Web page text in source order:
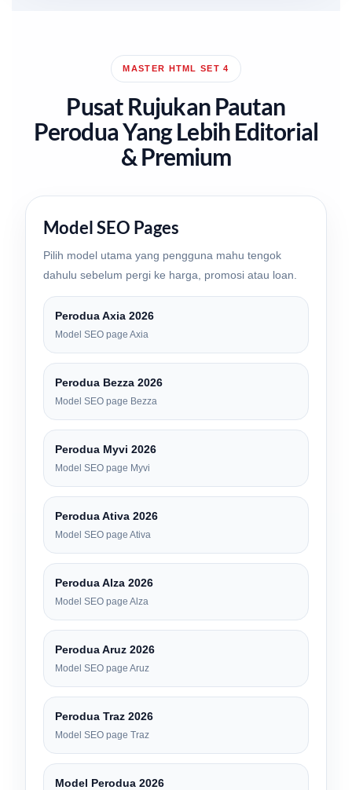
MASTER HTML SET 4
Pusat Rujukan Pautan
Perodua Yang Lebih Editorial
& Premium
Model SEO Pages
Pilih model utama yang pengguna mahu tengok
dahulu sebelum pergi ke harga, promosi atau loan.
Perodua Axia 2026
Model SEO page Axia
Perodua Bezza 2026
Model SEO page Bezza
Perodua Myvi 2026
Model SEO page Myvi
Perodua Ativa 2026
Model SEO page Ativa
Perodua Alza 2026
Model SEO page Alza
Perodua Aruz 2026
Model SEO page Aruz
Perodua Traz 2026
Model SEO page Traz
Model Perodua 2026